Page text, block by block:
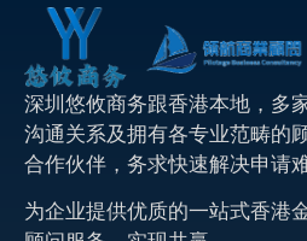
深圳悠攸商务跟香港本地，多
沟通关系及拥有各专业范畴的
合作伙伴，务求快速解决申请难
为企业提供优质的一站式香港